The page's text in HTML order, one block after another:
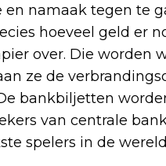
en namaak tegen te
hoeveel geld er
over. Die worden
ze de
bankbiljetten
van centrale
spelers in de